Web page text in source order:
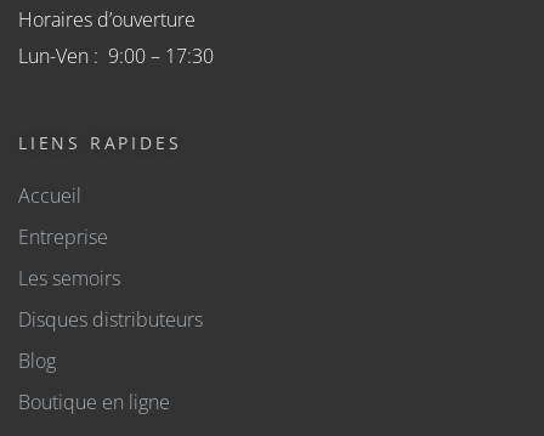
Horaires d’ouverture
Lun-Ven : 9:00 – 17:30
LIENS RAPIDES
Accueil
Entreprise
Les semoirs
Disques distributeurs
Blog
Boutique en ligne